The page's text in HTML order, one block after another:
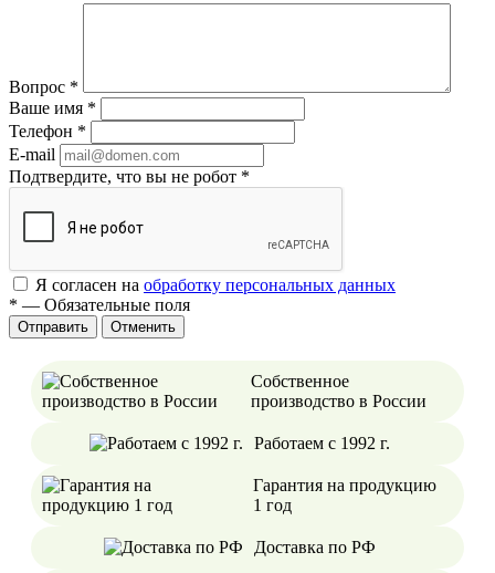
Вопрос *
Ваше имя *
Телефон *
E-mail
Подтвердите, что вы не робот *
Я согласен на обработку персональных данных
* — Обязательные поля
Отменить
Собственное
производство в России
Работаем с 1992 г.
Гарантия на продукцию
1 год
Доставка по РФ